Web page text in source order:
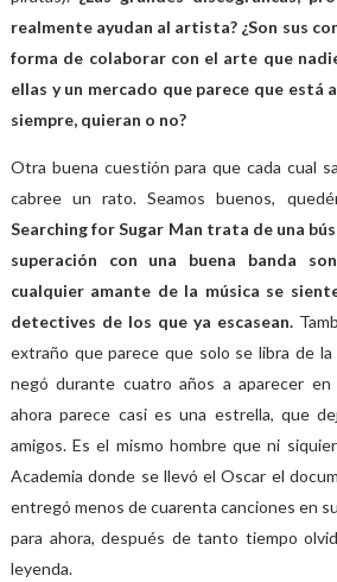
realmente ayudan al artista? ¿Son sus
forma de colaborar con el arte que
ellas y un mercado que parece que está
siempre, quieran o no?
Otra buena cuestión para que cada cual
cabree un rato. Seamos buenos,
Searching for Sugar Man trata de una
superación con una buena banda
cualquier amante de la música se
detectives de los que ya escasean.
extraño que parece que solo se libra de
negó durante cuatro años a aparecer
ahora parece casi es una estrella, que
amigos. Es el mismo hombre que ni
Academia donde se llevó el Oscar el
entregó menos de cuarenta canciones en
para ahora, después de tanto tiempo
leyenda.